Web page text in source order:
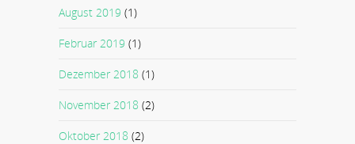
August 2019 (1)
Februar 2019 (1)
Dezember 2018 (1)
November 2018 (2)
Oktober 2018 (2)